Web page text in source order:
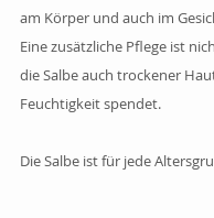
am Körper und auch im
Eine zusätzliche Pflege ist
die Salbe auch trockener
Feuchtigkeit spendet.
Die Salbe ist für jede